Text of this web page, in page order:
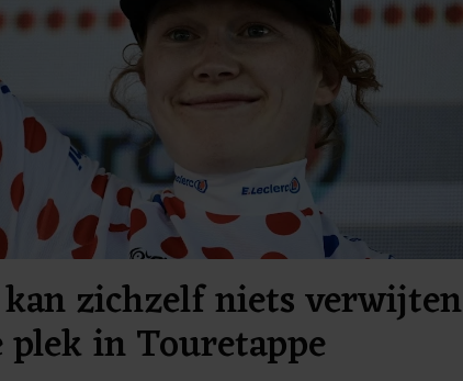
zichzelf niets verwijten
plek in Touretappe